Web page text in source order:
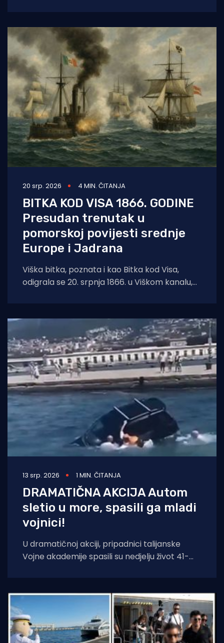
20 srp. 2026 4 MIN. ČITANJA
BITKA KOD VISA 1866. GODINE
Presudan trenutak u
pomorskoj povijesti srednje
Europe i Jadrana
Viška bitka, poznata i kao Bitka kod Visa,
odigrala se 20. srpnja 1866. u Viškom kanalu,
13 srp. 2026 1 MIN. ČITANJA
DRAMATIČNA AKCIJA Autom
sletio u more, spasili ga mladi
vojnici!
U dramatičnoj akciji, pripadnici talijanske
Vojne akademije spasili su nedjelju život 41-